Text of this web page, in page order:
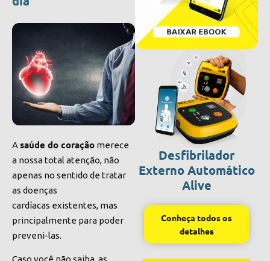
Asaúde do coração merece
a nossa total atenção, não
apenas no sentido de tratar
as doenças
cardíacas existentes, mas
principalmente para poder
preveni-las.
Desfibrilador
Externo Automático
Alive
Conheça todos os
detalhes